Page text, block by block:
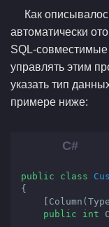
Как
автоматически
SQL-
управлять этим
указать тип
примере ниже:
public class
{
public
int